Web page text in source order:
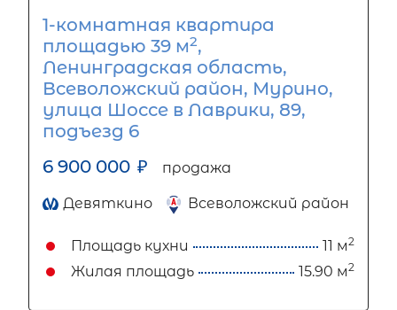
1-комнатная квартира
площадью 39 м2,
Ленинградская область,
Всеволожский район, Мурино,
улица Шоссе в Лаврики, 89,
подъезд 6
6 900 000 ₽ продажа
Девяткино Всеволожский район
Площадь кухни 11 м2
Жилая площадь 15.90 м2